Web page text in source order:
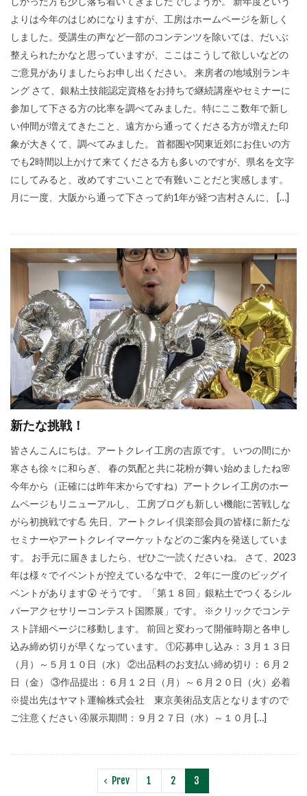
よりは今年のはじめになりますが、工房はホームページを新しく
しました。受講生の声など一部のコンテンツを除いては、だいぶ
整えられたかなと思っていますが、ここはこうして欲しいなどの
ご意見がありましたらお申し出ください。 来房者の地域別ランキ
ング さて、銀粘土技能認定資格をお持ちで継続講座やセミナーに
参加して下さる方の比率を調べてみました。特にここ数年で新し
い仲間が増えてきたこと、遠方から通ってくださる方が増えた印
象が大きくて、調べてみました。 首都圏や関東近郊にお住いの方
でも2時間以上かけて来てくださる方も多いのですが、県名を文字
にしてみると、改めてすごいことで有難いことだと実感します。
月に一度、大阪から通って下さって約1年が経つ吉村さんに、 […]
新たな挑戦！
皆さんこんにちは。アートクレイ工房の吉原です。 いつの間にか
寒さも徐々に和らぎ、 春の気配と共に花粉が舞い始めましたね🌸
今年から（正確には昨年末からですね）アートクレイ工房のホー
ムページもリニューアルし、 工房ブログも新しい機能に苦戦しな
がら初挑戦です💪 先日、アートクレイ倶楽部会員の皆様に新たな
セミナーやアートクレイマーケットなどのご案内を発送していま
す。 お手元に届きましたら、ぜひご一読くださいね。 さて、2023
年は様々でイベントが控えているな中で、２年に一度のビッグイ
ベントがあります😲 そうです。「第１８回」銀粘土でつくるシル
バーアクセサリーコンテスト国際展」です。 ※クリックでコンテ
スト詳細ページに移動します。 前回と変わって開催時期と各申し
込み締め切りが早くなっています。 ①応募申し込み：３月１３日
（月）～５月１０日（水） ②出品料のお支払い締め切り：６月２
日（金） ③作品提出：６月１２日（月）～６月２０日（火）必着
※提出先はヤマト運輸株式会社 東京美術品支店となりますので
ご注意ください ④展示期間：９月２７日（水）～１０月 […]
Prev 1 2 3